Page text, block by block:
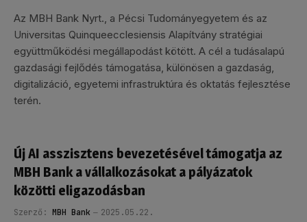
Az MBH Bank Nyrt., a Pécsi Tudományegyetem és az
Universitas Quinqueecclesiensis Alapítvány stratégiai
együttműködési megállapodást kötött. A cél a tudásalapú
gazdasági fejlődés támogatása, különösen a gazdaság,
digitalizáció, egyetemi infrastruktúra és oktatás fejlesztése
terén.
Új AI asszisztens bevezetésével támogatja az
MBH Bank a vállalkozásokat a pályázatok
közötti eligazodásban
Szerző: MBH Bank 2025.05.22.